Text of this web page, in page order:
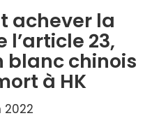
achever la
23,
blanc chinois
à HK
2022